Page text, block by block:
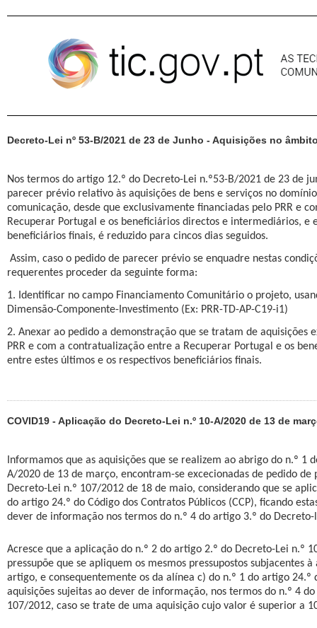
Decreto-Lei nº 53-B/2021 de 23 de Junho - Aquisições no
Nos termos do artigo 12.º do Decreto-Lei n.º53-B/2021 de 23 de
parecer prévio relativo às aquisições de bens e serviços no
comunicação, desde que exclusivamente financiadas pelo PRR e
Recuperar Portugal e os beneficiários directos e intermediários, e
beneficiários finais, é reduzido para cincos dias seguidos.
Assim, caso o pedido de parecer prévio se enquadre nestas
requerentes proceder da seguinte forma:
1. Identificar no campo Financiamento Comunitário o projeto,
Dimensão-Componente-Investimento (Ex: PRR-TD-AP-C19-i1)
2. Anexar ao pedido a demonstração que se tratam de aquisições
PRR e com a contratualização entre a Recuperar Portugal e os
entre estes últimos e os respectivos beneficiários finais.
COVID19 - Aplicação do Decreto-Lei n.º 10-A/2020 de 13 de
Informamos que as aquisições que se realizem ao abrigo do n.º 1
A/2020 de 13 de março, encontram-se excecionadas de pedido
Decreto-Lei n.º 107/2012 de 18 de maio, considerando que se
do artigo 24.º do Código dos Contratos Públicos (CCP), ficando
dever de informação nos termos do n.º 4 do artigo 3.º do
Acresce que a aplicação do n.º 2 do artigo 2.º do Decreto-Lei n.º
pressupõe que se apliquem os mesmos pressupostos subjacentes
artigo, e consequentemente os da alínea c) do n.º 1 do artigo 24.º
aquisições sujeitas ao dever de informação, nos termos do n.º 4
107/2012, caso se trate de uma aquisição cujo valor é superior a